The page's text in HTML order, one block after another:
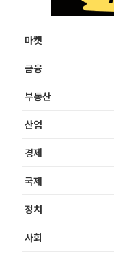
마켓
금융
부동산
산업
경제
국제
정치
사회